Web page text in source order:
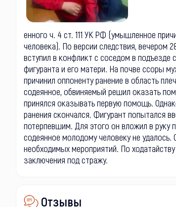
енного ч. 4 ст. 111 УК РФ (умышленное
человека). По версии следствия, вечером
вступил в конфликт с соседом в
фигуранта и его матери. На почве ссоры
причинил оппоненту ранение в область
содеянное, обвиняемый решил оказать
принялся оказывать первую помощь.
ранения скончался. Фигурант попытался
потерпевшим. Для этого он вложил в руку
содеянное молодому человеку не
необходимых мероприятий. По
заключения под стражу.
Отзывы